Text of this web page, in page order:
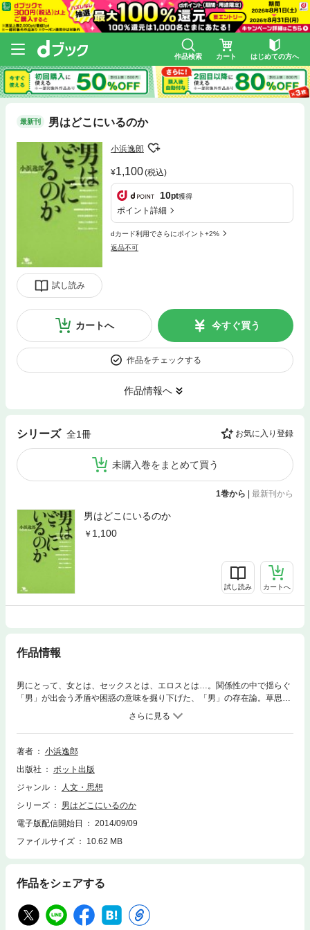
作品検索 カート はじめての方へ
最新刊 男はどこにいるのか
試し読み
小浜逸郎
1,100(税込)
10pt獲得
ポイント詳細
dカード利用でさらにポイント+2%
返品不可
カートへ 今すぐ買う
作品をチェックする
作品情報へ
シリーズ 全1冊 お気に入り登録
未購入巻をまとめて買う
1巻から 最新刊から
男はどこにいるのか
1,100
試し読み カートへ
作品情報
男にとって、女とは、セックスとは、エロスとは…。関係性の中で揺らぐ
「男」が出会う矛盾や困惑の意味を掘り下げた、「男」の存在論。草思社
版（1990年）、ちくま文庫（1995年）を経て、2007年、著者の書き下ろ
しと索引を追加し復刊。初版刊行時・バブル経済末期のフェミニズムの攻
勢から、ジェンダーフリー思想への反発へと傾く現代。本質的に変わらぬ
男女関係をめぐる論考を復刊し、あらためて「男」のあり方を問う、小浜
著者
小浜逸郎
出版社
ポット出版
ジャンル
人文・思想
シリーズ
男はどこにいるのか
電子版配信開始日
2014/09/09
ファイルサイズ
10.62 MB
作品をシェアする